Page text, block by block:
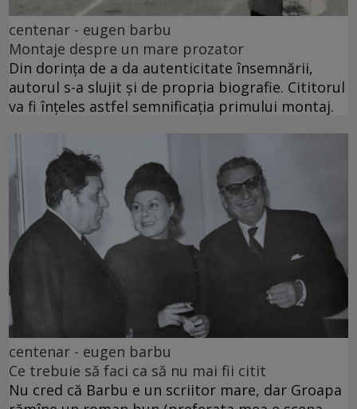
centenar - eugen barbu
Montaje despre un mare prozator
Din dorința de a da autenticitate însemnării,
autorul s-a slujit și de propria biografie. Cititorul
va fi înțeles astfel semnificația primului montaj.
centenar - eugen barbu
Ce trebuie să faci ca să nu mai fii citit
Nu cred că Barbu e un scriitor mare, dar Groapa